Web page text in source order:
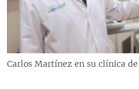
RADIO MARTÍ
ESPECIALES
ESPECIALES
MULTIMEDIA
Carlos Martínez en su clínica de